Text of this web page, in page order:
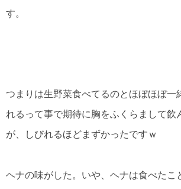
す。
つまりは生野菜食べてるのとほぼほぼ一
れるって事で期待に胸をふくらまして飲
が、しびれるほどまずかったですｗ
ヘナの味がした。いや、ヘナは食べたこ